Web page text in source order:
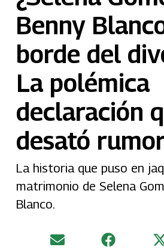
Benny
borde del
La polémica
declaración
desató
La historia que puso en
matrimonio de Selena
Blanco.